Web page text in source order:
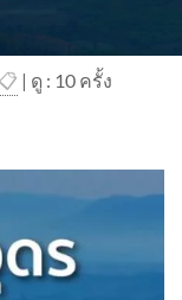
📋 | ดู : 10 ครั้ง